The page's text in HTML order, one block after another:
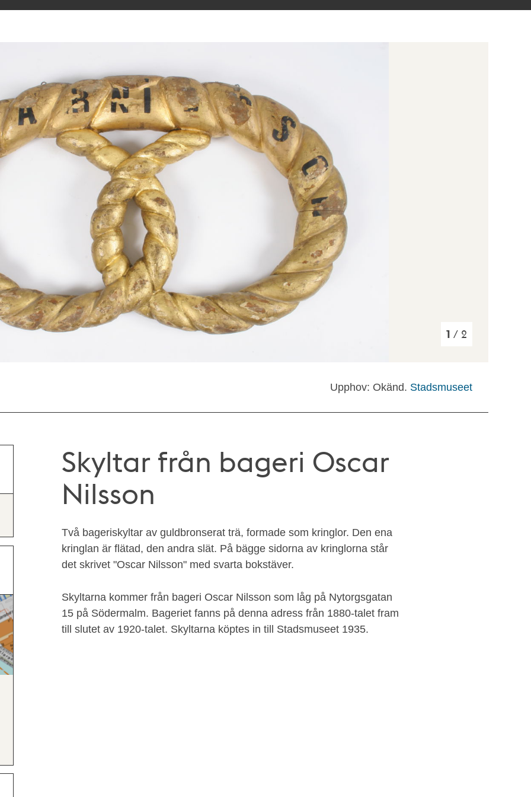
1 / 2
Upphov: Okänd. Stadsmuseet
Skyltar från bageri Oscar
Nilsson
Två bageriskyltar av guldbronserat trä, formade som kringlor. Den ena
kringlan är flätad, den andra slät. På bägge sidorna av kringlorna står
det skrivet "Oscar Nilsson" med svarta bokstäver.
Skyltarna kommer från bageri Oscar Nilsson som låg på Nytorgsgatan
15 på Södermalm. Bageriet fanns på denna adress från 1880-talet fram
till slutet av 1920-talet. Skyltarna köptes in till Stadsmuseet 1935.